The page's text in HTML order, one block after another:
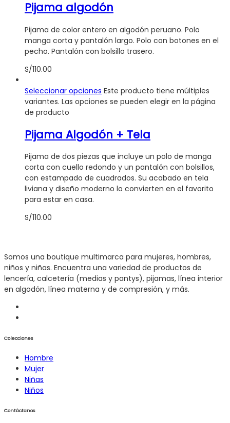
Pijama algodón
Pijama de color entero en algodón peruano. Polo
manga corta y pantalón largo. Polo con botones en el
pecho. Pantalón con bolsillo trasero.
S/110.00
Seleccionar opciones Este producto tiene múltiples
variantes. Las opciones se pueden elegir en la página
de producto
Pijama Algodón + Tela
Pijama de dos piezas que incluye un polo de manga
corta con cuello redondo y un pantalón con bolsillos,
con estampado de cuadrados. Su acabado en tela
liviana y diseño moderno lo convierten en el favorito
para estar en casa.
S/110.00
Somos una boutique multimarca para mujeres, hombres,
niños y niñas. Encuentra una variedad de productos de
lencería, calcetería (medias y pantys), pijamas, línea interior
en algodón, línea materna y de compresión, y más.
Colecciones
Hombre
Mujer
Niñas
Niños
Contáctanos